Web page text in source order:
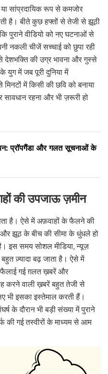
सांप्रदायिक रूप से कमजोर
है। बीते कुछ हफ्तों से तेजी से झूठी
पुराने वीडियो को नए घटनाओं से
नकली चीजें सच्चाई को छुपा रही
की उग्र भावना और गुस्से
युग में जब पूरी दुनिया में
में किसी की छवि को बनाया
सावधान रहना और भी ज़रूरी हो
प्रॉपगैंडा और गलत सूचनाओं के
की उपजाऊ ज़मीन
है। ऐसे में अफ़वाहों के फैलने की
झूठ के बीच की सीमा के धुंधले हो
इस समय सोशल मीडिया, न्यूज़
ज़्यादा बढ़ जाता है। ऐसे में
फैलाई गई ग़लत ख़बरें और
करने वाली ख़बरें बहुत तेजी से
भी इसका इस्तेमाल करती हैं।
के दौरान भी बड़ी संख्या में पुराने
की गई तस्वीरों के माध्यम से आम